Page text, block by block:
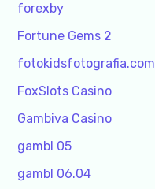
forexby
Fortune Gems 2
fotokidsfotografia.com
FoxSlots Casino
Gambiva Casino
gambl 05
gambl 06.04